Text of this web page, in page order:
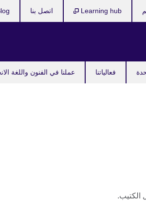
فعالياتنا عملنا في الفنون واللغة
Learning hub اتصل بنا
الكتيب.